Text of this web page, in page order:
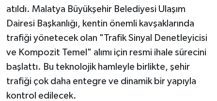
atıldı. Malatya Büyükşehir Belediyesi Ulaşım
Dairesi Başkanlığı, kentin önemli kavşaklarında
trafiği yönetecek olan "Trafik Sinyal Denetleyicisi
ve Kompozit Temel" alımı için resmi ihale sürecini
başlattı. Bu teknolojik hamleyle birlikte, şehir
trafiği çok daha entegre ve dinamik bir yapıyla
kontrol edilecek.